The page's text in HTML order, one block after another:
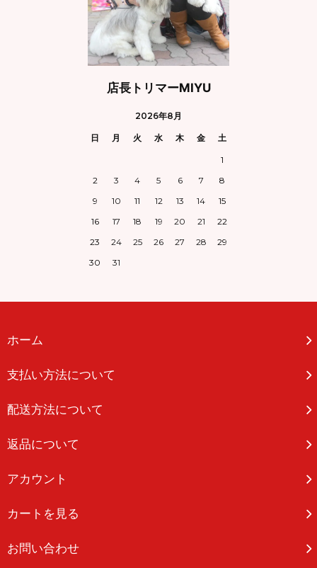
店長トリマーMIYU
2026年8月
日 月 火 水 木 金 土
1
2
3 4 5 6 7
8
9
10 11 12 13 14
15
16
17 18 19 20 21
22
23
24 25 26 27 28
29
30
31
ホーム
支払い方法について
配送方法について
返品について
アカウント
カートを見る
お問い合わせ